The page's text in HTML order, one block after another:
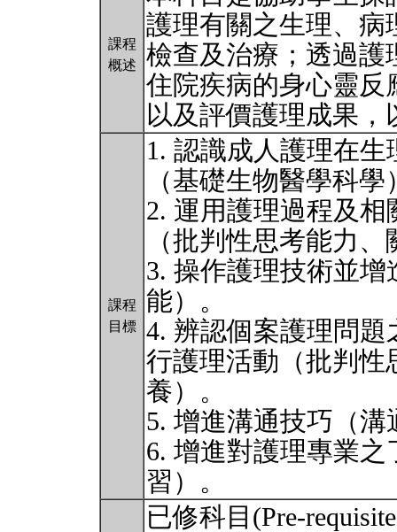
課程
概述
護理有關之生理、病
檢查及治療；透過護
住院疾病的身心靈反
以及評價護理成果
課程
目標
1. 認識成人護理在
（基礎生物醫學科學
2. 運用護理過程及
（批判性思考能力
3. 操作護理技術並
能）。
4. 辨認個案護理問
行護理活動（批判性
養）。
5. 增進溝通技巧（溝
6. 增進對護理專業
習）。
已修科目(Pre-